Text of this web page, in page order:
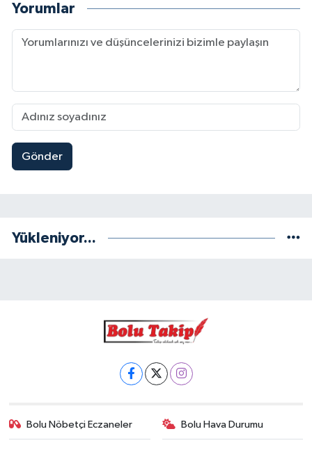
Yorumlar
Gönder
Yükleniyor...
Bolu Nöbetçi Eczaneler Bolu Hava Durumu